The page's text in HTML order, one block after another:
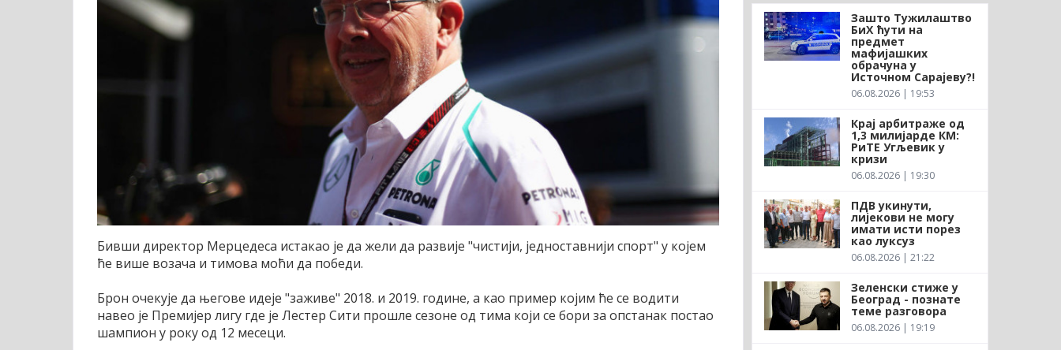
Бивши директор Мерцедеса истакао је да жели да развије "чистији, једноставнији спорт" у којем
ће више возача и тимова моћи да победи.
Брон очекује да његове идеје "заживе" 2018. и 2019. године, а као пример којим ће се водити
навео је Премијер лигу где је Лестер Сити прошле сезоне од тима који се бори за опстанак постао
шампион у року од 12 месеци.
Зашто Тужилаштво
БиХ ћути на
предмет
мафијашких
обрачуна у
Источном Сарајеву?!
06.08.2026 | 19:53
Крај арбитраже од
1,3 милијарде КМ:
РиТЕ Угљевик у
кризи
06.08.2026 | 19:30
ПДВ укинути,
лијекови не могу
имати исти порез
као луксуз
06.08.2026 | 21:22
Зеленски стиже у
Београд - познате
теме разговора
06.08.2026 | 19:19